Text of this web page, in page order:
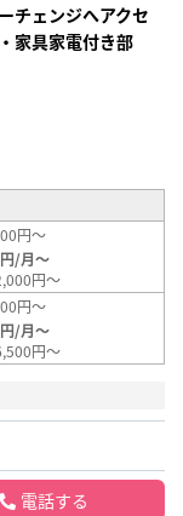
チェンジへアクセ
家具家電付き部
円～
円/月～
円～
円～
円/月～
円～
電話する